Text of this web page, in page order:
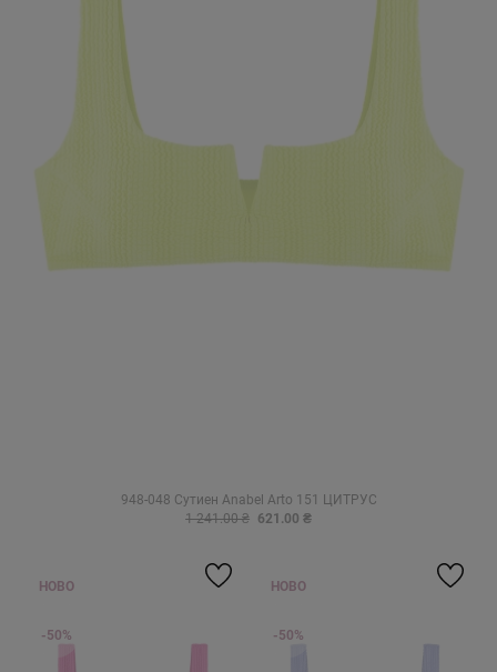
948-048 Сутиен Anabel Arto 151 ЦИТРУС
1 241.00 ₴ 621.00 ₴
НОВО
-50%
НОВО
-50%